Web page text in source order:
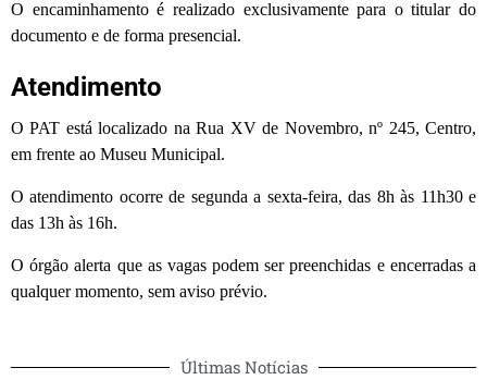
O encaminhamento é realizado exclusivamente para o titular do
documento e de forma presencial.
Atendimento
O PAT está localizado na Rua XV de Novembro, nº 245, Centro,
em frente ao Museu Municipal.
O atendimento ocorre de segunda a sexta-feira, das 8h às 11h30 e
das 13h às 16h.
O órgão alerta que as vagas podem ser preenchidas e encerradas a
qualquer momento, sem aviso prévio.
Últimas Notícias